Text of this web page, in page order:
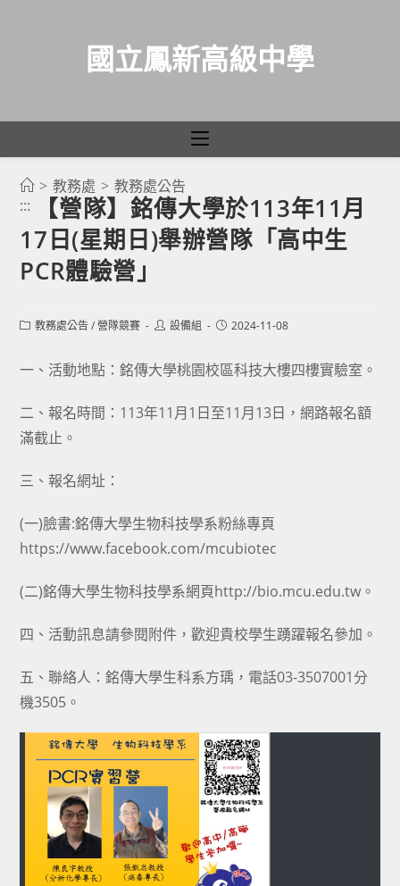
國立鳳新高級中學
> 教務處 > 教務處公告
:::
【營隊】銘傳大學於113年11月
17日(星期日)舉辦營隊「高中生
PCR體驗營」
Post教務處公告 / 營隊競賽
Post設備組
Post2024-11-08
一、活動地點：銘傳大學桃園校區科技大樓四樓實驗室。
二、報名時間：113年11月1日至11月13日，網路報名額
滿截止。
三、報名網址：
(一)臉書:銘傳大學生物科技學系粉絲專頁
https://www.facebook.com/mcubiotec
(二)銘傳大學生物科技學系網頁http://bio.mcu.edu.tw。
四、活動訊息請參閱附件，歡迎貴校學生踴躍報名參加。
五、聯絡人：銘傳大學生科系方瑀，電話03-3507001分
機3505。